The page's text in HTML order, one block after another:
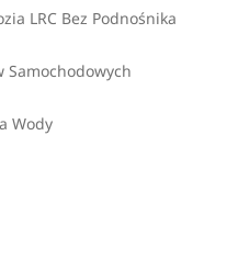
LRC Bez Podnośnika
Samochodowych
Wody